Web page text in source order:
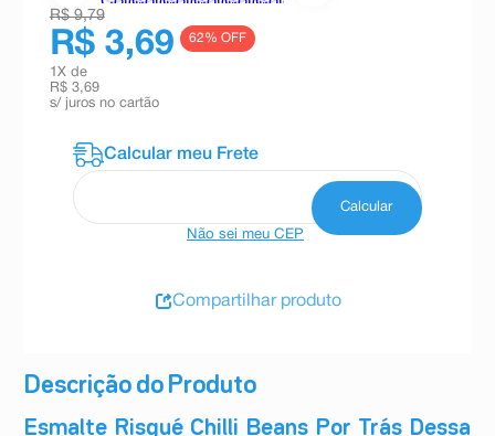
Descrição do Produto
Esmalte Risqué Chilli Beans Por Trás Dessa
R$ 9,79
R$ 3,69 62% OFF
1 X de
R$ 3,69
s/ juros no cartão
Não sei meu CEP
Compartilhar produto